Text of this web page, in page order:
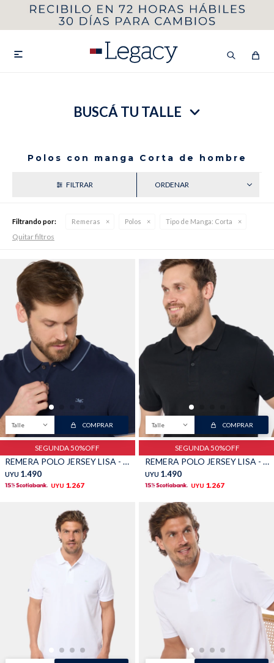

BUSCÁ TU TALLE
Polos con manga Corta de hombre
Filtrando por: Remeras Polos Tipo de Manga: Corta
Quitar filtros
Talle COMPRAR
SEGUNDA 50%OFF
REMERA POLO JERSEY LISA - Azul
UYU 1.490
UYU 1.267
Talle COMPRAR
SEGUNDA 50%OFF
REMERA POLO JERSEY LISA - Negro
UYU 1.490
UYU 1.267
MI CUENTA
VER COLECCIÓN DE HOMBRE
Buzos Pantalones
Camperas Chalecos
Jeans
Shorts